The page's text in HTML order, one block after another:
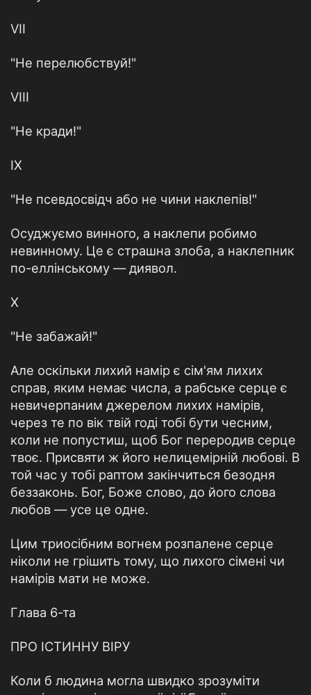
VIІ
"Не перелюбствуй!"
VIІІ
"Не кради!"
IX
"Не псевдосвідч або не чини наклепів!"
Осуджуємо винного, а наклепи робимо
невинному. Це є страшна злоба, а наклепник
по-еллінському — диявол.
Х
"Не забажай!"
Але оскільки лихий намір є сім'ям лихих
справ, яким немає числа, а рабське серце є
невичерпаним джерелом лихих намірів,
через те по вік твій годі тобі бути чесним,
коли не попустиш, щоб Бог переродив серце
твоє. Присвяти ж його нелицемірній любові. В
той час у тобі раптом закінчиться безодня
беззаконь. Бог, Боже слово, до його слова
любов — усе це одне.
Цим триосібним вогнем розпалене серце
ніколи не грішить тому, що лихого сімені чи
намірів мати не може.
Глава 6-та
ПРО ІСТИННУ ВІРУ
Коли б людина могла швидко зрозуміти